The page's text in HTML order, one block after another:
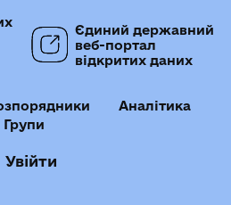
Єдиний державний
веб-портал
відкритих даних
Аналітика
Групи
Увійти